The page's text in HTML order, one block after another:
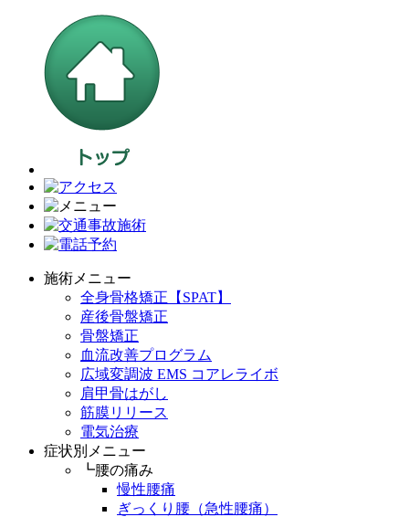
施術メニュー
全身骨格矯正【SPAT】
産後骨盤矯正
骨盤矯正
血流改善プログラム
広域変調波 EMS コアレライボ
肩甲骨はがし
筋膜リリース
電気治療
症状別メニュー
┗腰の痛み
慢性腰痛
ぎっくり腰（急性腰痛）